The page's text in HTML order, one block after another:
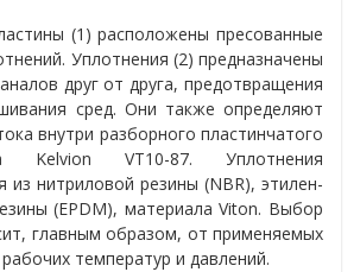
(1) расположены пресованные
Уплотнения (2) предназначены
друг от друга, предотвращения
сред. Они также определяют
внутри разборного пластинчатого
Kelvion VT10-87. Уплотнения
из нитриловой резины (NBR), этилен-
(EPDM), материала Viton. Выбор
главным образом, от применяемых
температур и давлений.